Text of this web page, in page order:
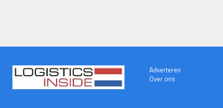
Adverteren
Over ons